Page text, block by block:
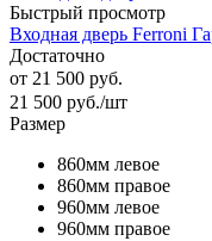
Быстрый просмотр
Входная дверь Ferroni
Достаточно
от 21 500 руб.
21 500 руб./шт
Размер
860мм левое
860мм правое
960мм левое
960мм правое